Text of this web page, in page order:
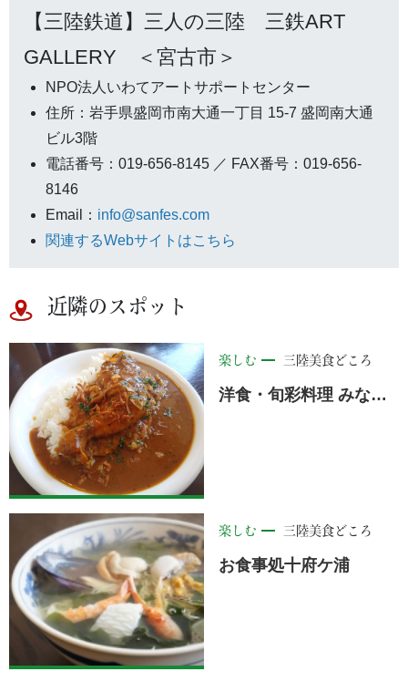
【三陸鉄道】三人の三陸 三鉄ART
GALLERY ＜宮古市＞
NPO法人いわてアートサポートセンター
住所：岩手県盛岡市南大通一丁目 15-7 盛岡南大通
ビル3階
電話番号：019-656-8145 ／ FAX番号：019-656-
8146
Email： info@sanfes.com
関連するWebサイトはこちら
近隣のスポット
楽しむ 三陸美食どころ
洋食・旬彩料理 みなみ<野田村>
楽しむ 三陸美食どころ
お食事処十府ケ浦